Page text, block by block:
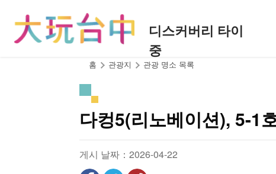
디스커버리 타이
중
홈 관광지 관광 명소 목록
다컹5(리노베이션), 5-1
게시 날짜：2026-04-22